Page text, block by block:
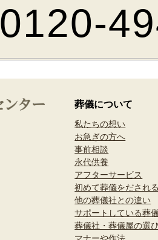
0120-
葬儀について
私たちの想い
お急ぎの方へ
事前相談
永代供養
アフターサービス
初めて葬儀をだされ
他の葬儀社との違い
サポートしている葬
葬儀社・葬儀屋の選
マナーや作法